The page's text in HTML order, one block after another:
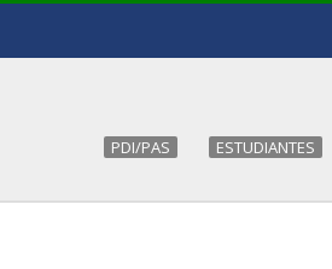
PDI/PAS ESTUDIANTES